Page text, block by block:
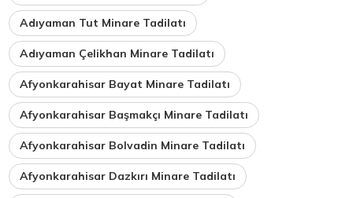
Adıyaman Tut Minare Tadilatı
Adıyaman Çelikhan Minare Tadilatı
Afyonkarahisar Bayat Minare Tadilatı
Afyonkarahisar Başmakçı Minare Tadilatı
Afyonkarahisar Bolvadin Minare Tadilatı
Afyonkarahisar Dazkırı Minare Tadilatı